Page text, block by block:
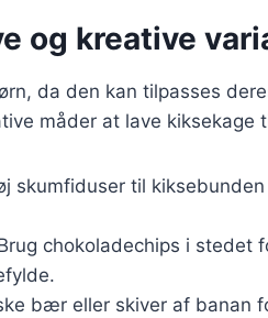
og kreative
da den kan tilpasses
måder at lave kiksekage
skumfiduser til
chokoladechips i stedet
bær eller skiver af banan